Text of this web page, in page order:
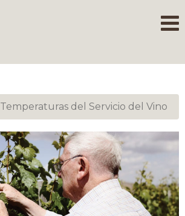
Temperaturas del Servicio del Vino